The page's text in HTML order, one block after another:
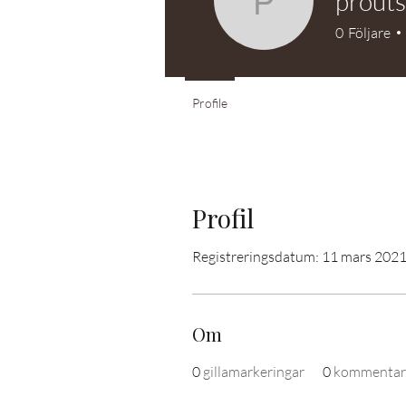
Profil
Registreringsdatum: 11 mars 2021
Om
0 gillamarkeringar 0
0 Följare
Profile